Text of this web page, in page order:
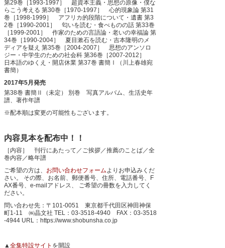
第29巻［1993-1997］ 超資本主義・思想の原像・僕な
らこう考える 第30巻［1970-1997］ 心的現象論 第31
巻［1998-1999］ アフリカ的段階について・遺書 第3
2巻［1990-2001］ 匂いを読む・食べものの話 第33巻
［1999-2001］ 作家のための言語論・老いの幸福論 第
34巻［1990-2004］ 夏目漱石を読む・吉本隆明のメ
ディアを疑え 第35巻［2004-2007］ 思想のアンソロ
ジー・中学生のための社会科 第36巻［2007-2012］
日本語のゆくえ・開店休業 第37巻 書簡Ⅰ（川上春雄宛
書簡）
2017年5月発売
第38巻 書簡Ⅱ（未定）
別巻 写真アルバム、生活史年
譜、著作年譜
※配本順は変更の可能性もございます。
内容見本を配布中！！
［内容］ 刊行にあたって／ご挨拶／推薦のことば／全
巻内容／略年譜
ご希望の方は、 お問い合わせフォームよりお申込みくだ
さい。
その際、お名前、郵便番号、住所、電話番号、F
AX番号、e-mailアドレス、
ご希望の冊数を入力してく
ださい。
問い合わせ先：〒101-0051 東京都千代田区神田神保
町1-11 ㈱晶文社 TEL：03-3518-4940 FAX：03-3518
-4944 URL：https://www.shobunsha.co.jp
▲全集特設サイト を開設